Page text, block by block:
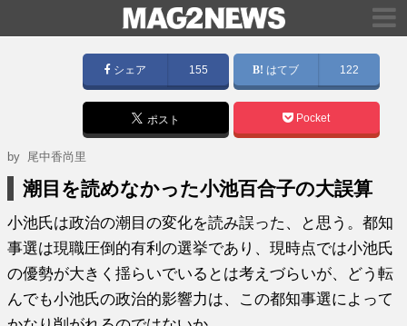
シェア 155 はてブ 122
ポスト Pocket
by 尾中香尚里
潮目を読めなかった小池百合子の大誤算
小池氏は政治の潮目の変化を読み誤った、と思う。都知
事選は現職圧倒的有利の選挙であり、現時点では小池氏
の優勢が大きく揺らいでいるとは考えづらいが、どう転
んでも小池氏の政治的影響力は、この都知事選によって